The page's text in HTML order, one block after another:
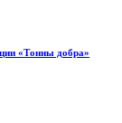
«Тонны добра»